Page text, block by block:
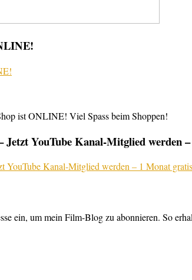
ist ONLINE! Viel Spass beim Shoppen!
Jetzt YouTube Kanal-Mitglied werden
ein, um mein Film-Blog zu abonnieren. So